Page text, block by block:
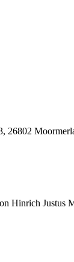
26802
Hinrich